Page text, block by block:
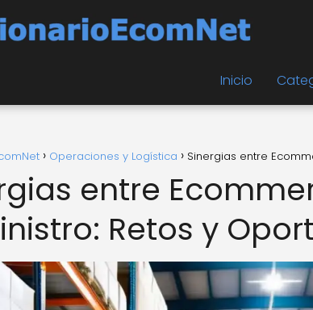
Inicio
Operaciones y Logística Sinergias entre
entre
Retos y